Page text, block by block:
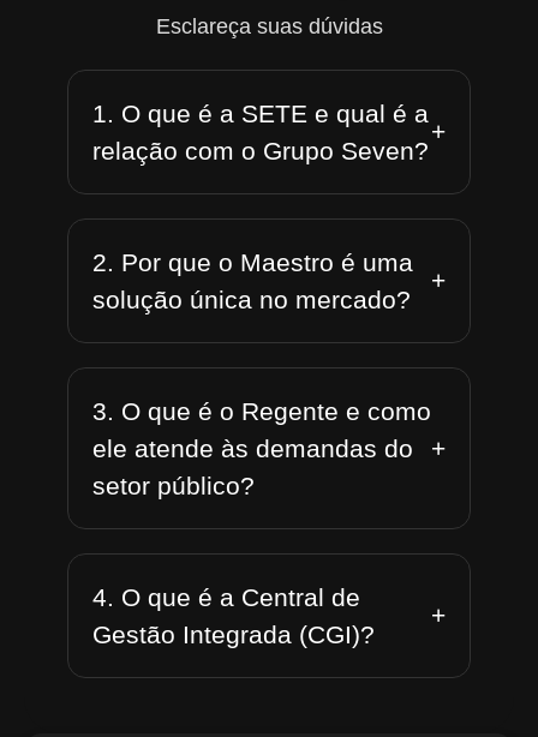
Esclareça suas dúvidas
1. O que é a SETE e qual é a
relação com o Grupo Seven?
+
2. Por que o Maestro é uma
solução única no mercado?
+
3. O que é o Regente e como
ele atende às demandas do
setor público?
+
4. O que é a Central de
Gestão Integrada (CGI)?
+